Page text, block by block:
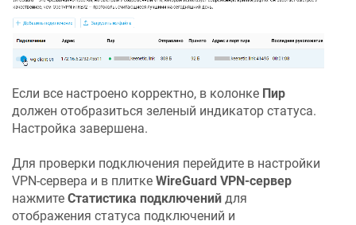
Если все настроено корректно, в колонке Пир
должен отобразиться зеленый индикатор статуса.
Настройка завершена.
Для проверки подключения перейдите в настройки
VPN-сервера и в плитке WireGuard VPN-сервер
нажмите Статистика подключений для
отображения статуса подключений и